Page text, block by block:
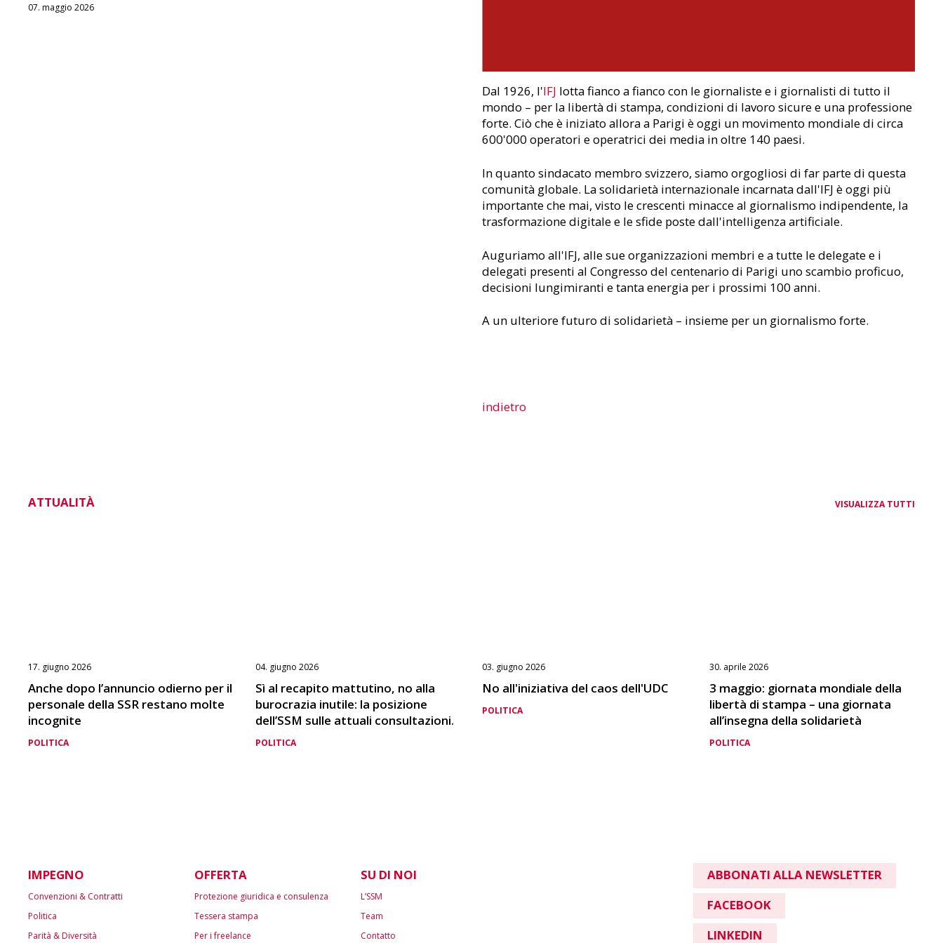
07. maggio 2026
Dal 1926, l'IFJ lotta fianco a fianco con le giornaliste e i giornalisti di tutto il
mondo – per la libertà di stampa, condizioni di lavoro sicure e una professione
forte. Ciò che è iniziato allora a Parigi è oggi un movimento mondiale di circa
600'000 operatori e operatrici dei media in oltre 140 paesi.
In quanto sindacato membro svizzero, siamo orgogliosi di far parte di questa
comunità globale. La solidarietà internazionale incarnata dall'IFJ è oggi più
importante che mai, visto le crescenti minacce al giornalismo indipendente, la
trasformazione digitale e le sfide poste dall'intelligenza artificiale.
Auguriamo all'IFJ, alle sue organizzazioni membri e a tutte le delegate e i
delegati presenti al Congresso del centenario di Parigi uno scambio proficuo,
decisioni lungimiranti e tanta energia per i prossimi 100 anni.
A un ulteriore futuro di solidarietà – insieme per un giornalismo forte.
indietro
ATTUALITÀ VISUALIZZA TUTTI
17. giugno 2026
Anche dopo l’annuncio odierno per il
personale della SSR restano molte
incognite
POLITICA
04. giugno 2026
Sì al recapito mattutino, no alla
burocrazia inutile: la posizione
dell’SSM sulle attuali consultazioni.
POLITICA
03. giugno 2026
No all'iniziativa del caos dell'UDC
POLITICA
30. aprile 2026
3 maggio: giornata mondiale della
libertà di stampa – una giornata
all’insegna della solidarietà
POLITICA
IMPEGNO
Convenzioni & Contratti
Politica
Parità & Diversità
OFFERTA
Protezione giuridica e consulenza
Tessera stampa
Per i freelance
SU DI NOI
L’SSM
Team
Contatto
ABBONATI ALLA NEWSLETTER
FACEBOOK
LINKEDIN